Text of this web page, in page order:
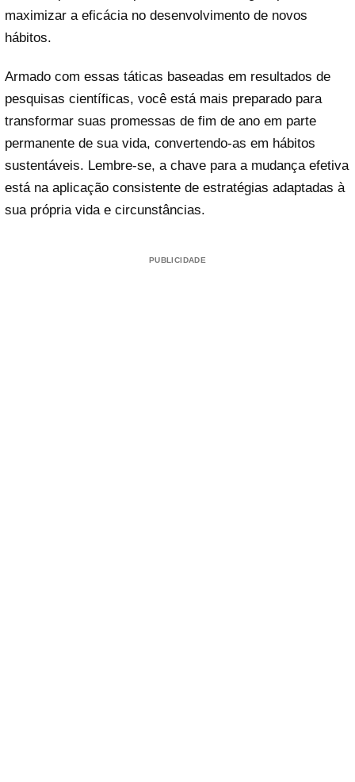
maximizar a eficácia no desenvolvimento de novos
hábitos.
Armado com essas táticas baseadas em resultados de
pesquisas científicas, você está mais preparado para
transformar suas promessas de fim de ano em parte
permanente de sua vida, convertendo-as em hábitos
sustentáveis. Lembre-se, a chave para a mudança efetiva
está na aplicação consistente de estratégias adaptadas à
sua própria vida e circunstâncias.
PUBLICIDADE